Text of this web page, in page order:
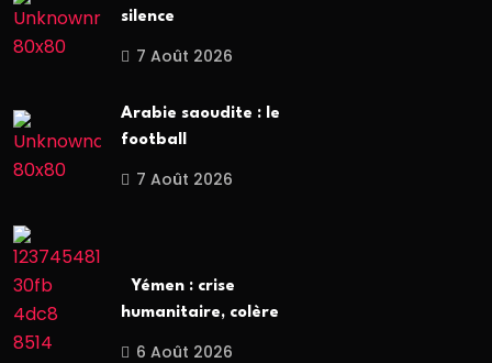
silence
7 Août 2026
Arabie saoudite : le
football
7 Août 2026
Yémen : crise
humanitaire, colère
6 Août 2026